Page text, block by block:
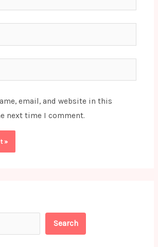
email, and website in this
next time I comment.
Search